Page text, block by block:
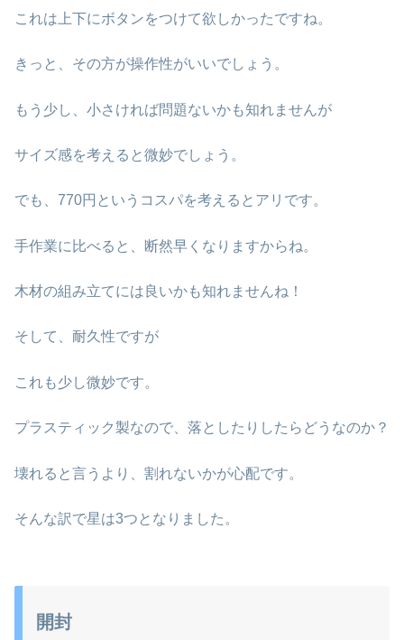
これは上下にボタンをつけて欲しかったですね。
きっと、その方が操作性がいいでしょう。
もう少し、小さければ問題ないかも知れませんが
サイズ感を考えると微妙でしょう。
でも、770円というコスパを考えるとアリです。
手作業に比べると、断然早くなりますからね。
木材の組み立てには良いかも知れませんね！
そして、耐久性ですが
これも少し微妙です。
プラスティック製なので、落としたりしたらどうなのか？
壊れると言うより、割れないかが心配です。
そんな訳で星は3つとなりました。
開封